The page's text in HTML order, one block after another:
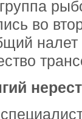
группа
во
налет